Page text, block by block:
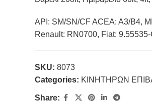
API: SM/SN/CF ACEA: A3/B4,
Renault: RN0700, Fiat: 9.55535-
SKU: 8073
Categories: ΚΙΝΗΤΗΡΩΝ
Share: